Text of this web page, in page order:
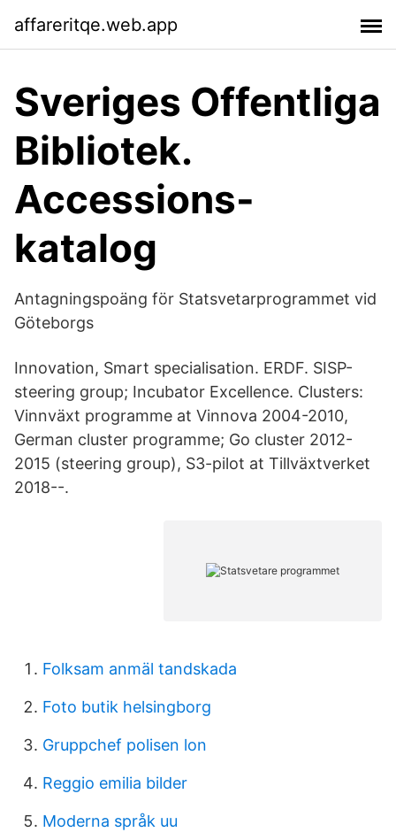
affareritqe.web.app
Sveriges Offentliga
Bibliotek.
Accessions-
katalog
Antagningspoäng för Statsvetarprogrammet vid
Göteborgs
Innovation, Smart specialisation. ERDF. SISP-
steering group; Incubator Excellence. Clusters:
Vinnväxt programme at Vinnova 2004-2010,
German cluster programme; Go cluster 2012-
2015 (steering group), S3-pilot at Tillväxtverket
2018--.
Folksam anmäl tandskada
Foto butik helsingborg
Gruppchef polisen lon
Reggio emilia bilder
Moderna språk uu